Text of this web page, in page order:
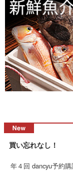
買い忘れなし！
年４回 dancyu予約